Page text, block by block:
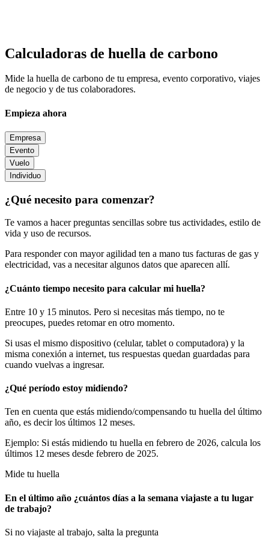
Calculadoras de huella de carbono
Mide la huella de carbono de tu empresa, evento corporativo, viajes
de negocio y de tus colaboradores.
Empieza ahora
Empresa
Evento
Vuelo
Individuo
¿Qué necesito para comenzar?
Te vamos a hacer preguntas sencillas sobre tus actividades, estilo de
vida y uso de recursos.
Para responder con mayor agilidad ten a mano tus facturas de gas y
electricidad, vas a necesitar algunos datos que aparecen allí.
¿Cuánto tiempo necesito para calcular mi huella?
Entre 10 y 15 minutos. Pero si necesitas más tiempo, no te
preocupes, puedes retomar en otro momento.
Si usas el mismo dispositivo (celular, tablet o computadora) y la
misma conexión a internet, tus respuestas quedan guardadas para
cuando vuelvas a ingresar.
¿Qué período estoy midiendo?
Ten en cuenta que estás midiendo/compensando tu huella del último
año, es decir los últimos 12 meses.
Ejemplo: Si estás midiendo tu huella en febrero de 2026, calcula los
últimos 12 meses desde febrero de 2025.
Mide tu huella
En el último año ¿cuántos días a la semana viajaste a tu lugar
de trabajo?
Si no viajaste al trabajo, salta la pregunta